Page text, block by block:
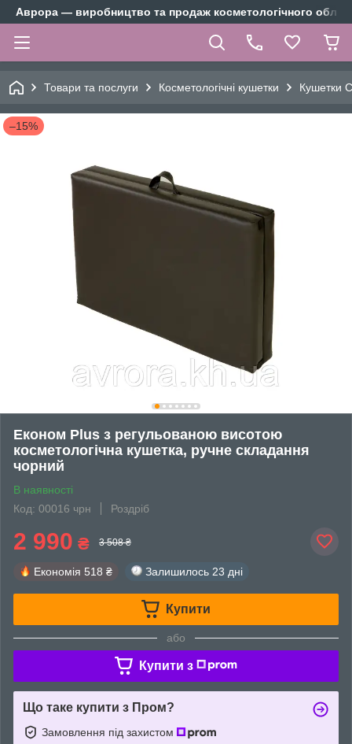
Аврора — виробництво та продаж косметологічного
Товари та послуги Косметологічні кушетки Кушетки
–15%
Економ Plus з регульованою висотою
косметологічна кушетка, ручне складання
чорний
В наявності
Код: 00016 чрн
Роздріб
2 990 ₴ 3 508 ₴
Економія 518 ₴ Залишилось 23 дні
Купити
або
Купити з
Що таке купити з Пром?
Замовлення під захистом